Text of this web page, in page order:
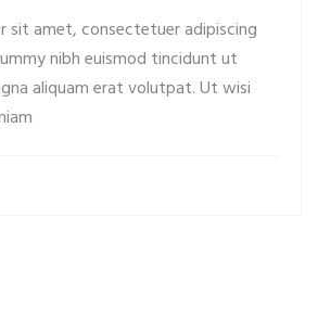
sit amet, consectetuer adipiscing
nibh euismod tincidunt ut
aliquam erat volutpat. Ut wisi